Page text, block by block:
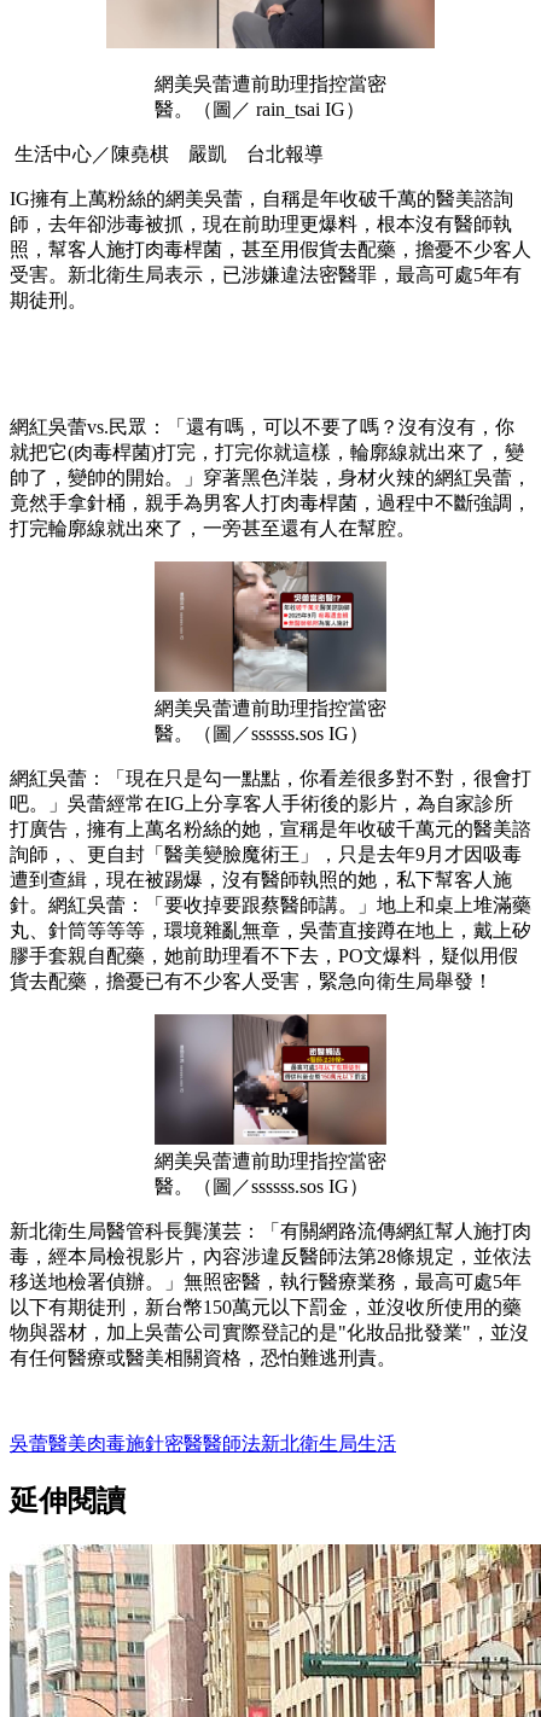
網美吳蕾遭前助理指控當密
醫。（圖／ rain_tsai IG）
生活中心／陳堯棋 嚴凱 台北報導
IG擁有上萬粉絲的網美吳蕾，自稱是年收破千萬的醫美諮詢
師，去年卻涉毒被抓，現在前助理更爆料，根本沒有醫師執
照，幫客人施打肉毒桿菌，甚至用假貨去配藥，擔憂不少客人
受害。新北衛生局表示，已涉嫌違法密醫罪，最高可處5年有
期徒刑。
網紅吳蕾vs.民眾：「還有嗎，可以不要了嗎？沒有沒有，你
就把它(肉毒桿菌)打完，打完你就這樣，輪廓線就出來了，變
帥了，變帥的開始。」穿著黑色洋裝，身材火辣的網紅吳蕾，
竟然手拿針桶，親手為男客人打肉毒桿菌，過程中不斷強調，
打完輪廓線就出來了，一旁甚至還有人在幫腔。
網美吳蕾遭前助理指控當密
醫。（圖／ssssss.sos IG）
網紅吳蕾：「現在只是勾一點點，你看差很多對不對，很會打
吧。」吳蕾經常在IG上分享客人手術後的影片，為自家診所
打廣告，擁有上萬名粉絲的她，宣稱是年收破千萬元的醫美諮
詢師，、更自封「醫美變臉魔術王」，只是去年9月才因吸毒
遭到查緝，現在被踢爆，沒有醫師執照的她，私下幫客人施
針。網紅吳蕾：「要收掉要跟蔡醫師講。」地上和桌上堆滿藥
丸、針筒等等等，環境雜亂無章，吳蕾直接蹲在地上，戴上矽
膠手套親自配藥，她前助理看不下去，PO文爆料，疑似用假
貨去配藥，擔憂已有不少客人受害，緊急向衛生局舉發！
網美吳蕾遭前助理指控當密
醫。（圖／ssssss.sos IG）
新北衛生局醫管科長龔漢芸：「有關網路流傳網紅幫人施打肉
毒，經本局檢視影片，內容涉違反醫師法第28條規定，並依法
移送地檢署偵辦。」無照密醫，執行醫療業務，最高可處5年
以下有期徒刑，新台幣150萬元以下罰金，並沒收所使用的藥
物與器材，加上吳蕾公司實際登記的是"化妝品批發業"，並沒
有任何醫療或醫美相關資格，恐怕難逃刑責。
吳蕾醫美肉毒施針密醫醫師法新北衛生局生活
延伸閱讀